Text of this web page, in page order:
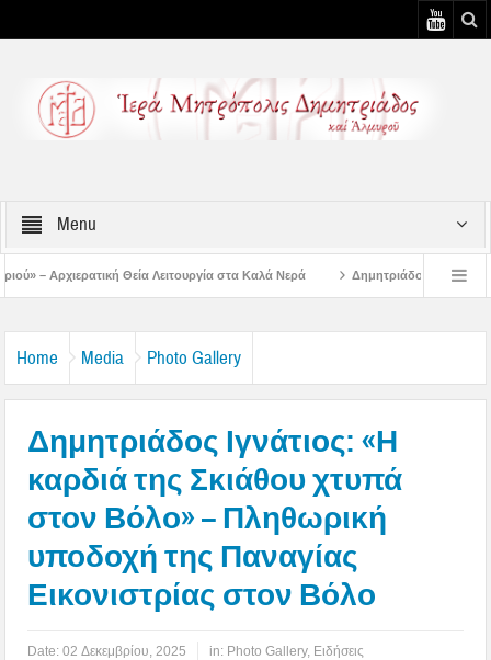
Menu
στα Καλά Νερά Δημητριάδος Ιγνάτιος: «Ο Ναός είναι ο τόπος
Home Media Photo Gallery
Δημητριάδος Ιγνάτιος: «Η
καρδιά της Σκιάθου χτυπά
στον Βόλο» – Πληθωρική
υποδοχή της Παναγίας
Εικονιστρίας στον Βόλο
Date:02 Δεκεμβρίου, 2025 in: Photo Gallery, Ειδήσεις